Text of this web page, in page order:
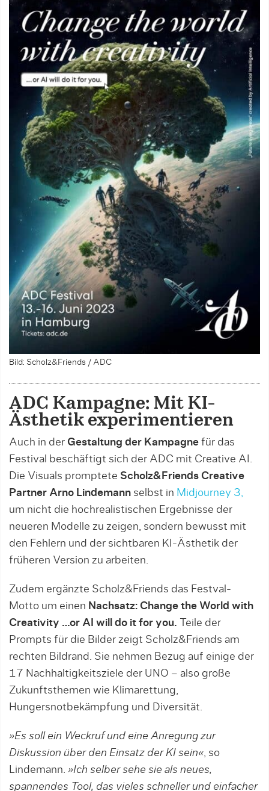
Bild: Scholz&Friends / ADC
ADC Kampagne: Mit KI-
Ästhetik experimentieren
Auch in der Gestaltung der Kampagne für das
Festival beschäftigt sich der ADC mit Creative AI.
Die Visuals promptete Scholz&Friends Creative
Partner Arno Lindemann selbst in Midjourney 3,
um nicht die hochrealistischen Ergebnisse der
neueren Modelle zu zeigen, sondern bewusst mit
den Fehlern und der sichtbaren KI-Ästhetik der
früheren Version zu arbeiten.
Zudem ergänzte Scholz&Friends das Festval-
Motto um einen Nachsatz: Change the World with
Creativity …or AI will do it for you.
Teile der
Prompts für die Bilder zeigt Scholz&Friends am
rechten Bildrand. Sie nehmen Bezug auf einige der
17 Nachhaltigkeitsziele der UNO – also große
Zukunftsthemen wie Klimarettung,
Hungersnotbekämpfung und Diversität.
»Es soll ein Weckruf und eine Anregung zur
Diskussion über den Einsatz der KI sein« , so
Lindemann. »Ich selber sehe sie als neues,
spannendes Tool, das vieles schneller und einfacher